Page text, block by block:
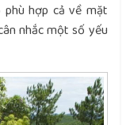
hợp cả về mặt
nhắc một số yếu